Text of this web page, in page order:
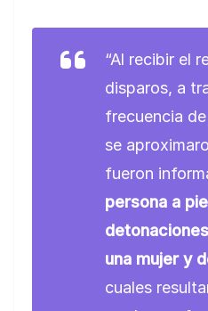
“Al recibir el
disparos, a
frecuencia
se
fueron
persona a
una mujer y
cuales